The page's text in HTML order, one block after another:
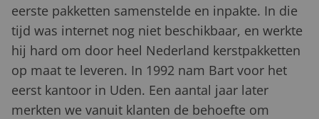
eerste pakketten samenstelde en inpakte. In die
tijd was internet nog niet beschikbaar, en werkte
hij hard om door heel Nederland kerstpakketten
op maat te leveren. In 1992 nam Bart voor het
eerst kantoor in Uden. Een aantal jaar later
merkten we vanuit klanten de behoefte om